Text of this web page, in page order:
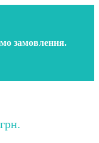
замовлення.
іграшки,
Доставка по